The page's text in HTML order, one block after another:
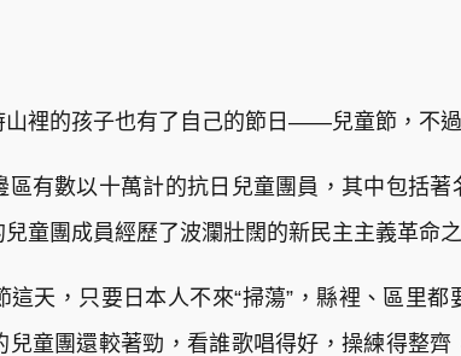
山裡的孩子也有了自己的節日——兒童節，不
有數以十萬計的抗日兒童團員，其中包括
童團成員經歷了波瀾壯闊的新民主主義革命
天，只要日本人不來“掃蕩”，縣裡、區里
童團還較著勁，看誰歌唱得好，操練得整